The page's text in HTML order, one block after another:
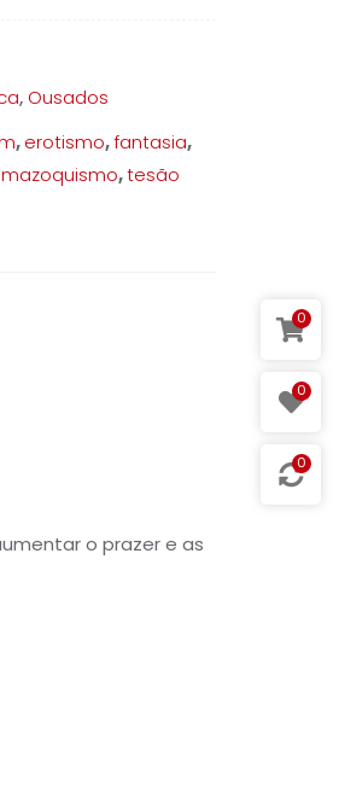
, Ousados
,erotismo,fantasia,
,tesão
o prazer e as
0
0
0